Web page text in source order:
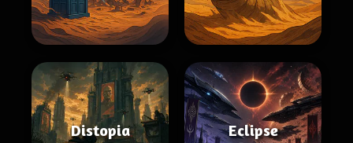
Distopia Eclipse